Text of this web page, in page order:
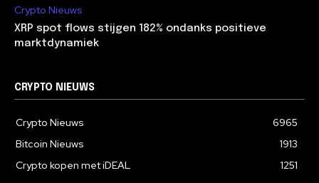
Crypto Nieuws
XRP spot flows stijgen 182% ondanks positieve
marktdynamiek
CRYPTO NIEUWS
Crypto Nieuws
6965
Bitcoin Nieuws
1913
Crypto kopen met iDEAL
1251